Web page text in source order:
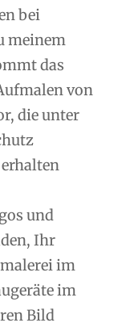
bei
meinem
das
von
die unter
und
Ihr
im
im
Bild